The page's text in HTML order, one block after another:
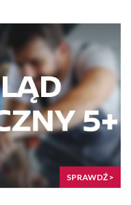
SPRAWDŹ >